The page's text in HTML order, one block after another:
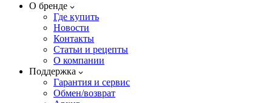
О бренде
Где купить
Новости
Контакты
Статьи и рецепты
О компании
Поддержка
Гарантия и сервис
Обмен/возврат